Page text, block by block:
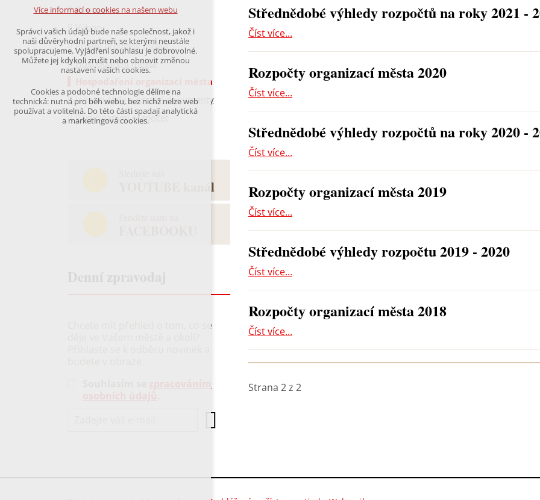
Střednědobé výhledy rozpočtů na roky 2021 -
Číst více...
Rozpočty organizací města 2020
Číst více...
Střednědobé výhledy rozpočtů na roky 2020 -
Číst více...
Rozpočty organizací města 2019
Číst více...
Střednědobé výhledy rozpočtu 2019 - 2020
Číst více...
Rozpočty organizací města 2018
Číst více...
Strana 2 z 2
Komise
Výbory
Právní předpisy města
Hospodaření města
Hospodaření organizací města
Jednací řády a ostatní dokumenty
Participativní rozpočet
YOUTUBE kanál
Chcete mít přehled o tom, co se
analytická pro anonymizované vyhodnocení
návštěvnosti
marketingová cookies
(Google,Hotjar,Leadfeeder))
Více informací o cookies na našem webu
Přijmout všechny cookies
Odmítnout vše
Více informací o cookies na našem webu
Správci vašich údajů bude naše společnost, jakož i
naši důvěryhodní partneři, se kterými neustále
spolupracujeme. Vyjádření souhlasu je dobrovolné.
Můžete jej kdykoli zrušit nebo obnovit změnou
nastavení vašich cookies.
Cookies a podobné technologie dělíme na
technická: nutná pro běh webu, bez nichž nelze web
používat a volitelná. Do této části spadají analytická
a marketingová cookies.